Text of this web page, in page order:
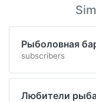
Рыболовная
subscribers
Любители